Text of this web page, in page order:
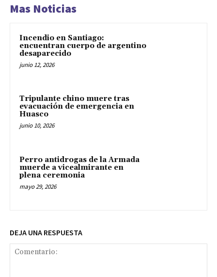
Mas Noticias
Incendio en Santiago:
encuentran cuerpo de argentino
desaparecido
junio 12, 2026
Tripulante chino muere tras
evacuación de emergencia en
Huasco
junio 10, 2026
Perro antidrogas de la Armada
muerde a vicealmirante en
plena ceremonia
mayo 29, 2026
DEJA UNA RESPUESTA